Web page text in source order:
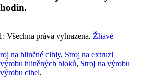
Všechna práva vyhrazena. Žhavé
na hliněné cihly, Stroj na extruzi
hliněných bloků, Stroj na výrobu
cihel,